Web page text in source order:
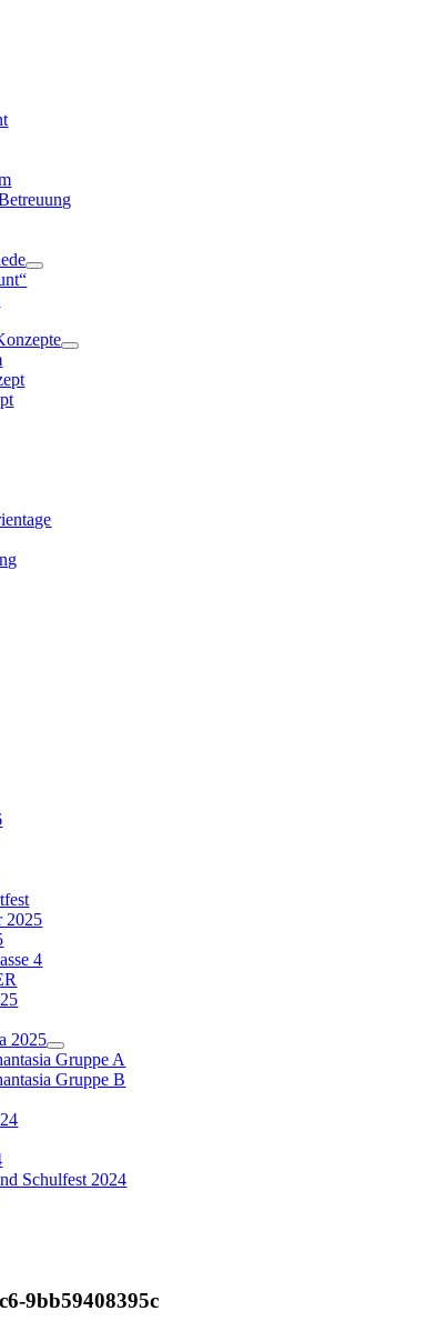
2025
4
2025
Gruppe A
Gruppe B
Schulfest 2024
9bb59408395c